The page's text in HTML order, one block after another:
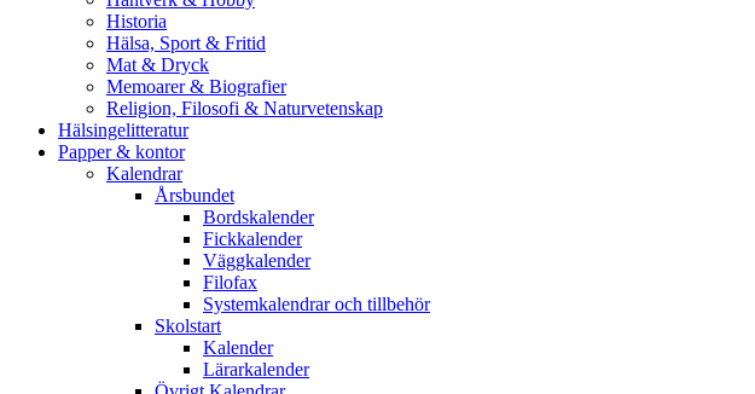
Historia
Hälsa, Sport & Fritid
Mat & Dryck
Memoarer & Biografier
Religion, Filosofi & Naturvetenskap
Hälsingelitteratur
Papper & kontor
Kalendrar
Årsbundet
Bordskalender
Fickkalender
Väggkalender
Filofax
Systemkalendrar och tillbehör
Skolstart
Kalender
Lärarkalender